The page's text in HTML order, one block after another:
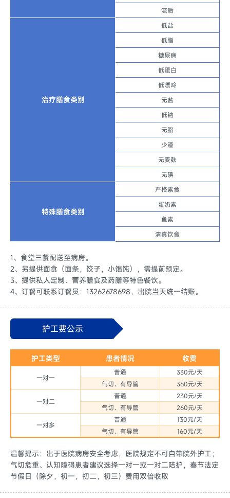
流质
治疗膳食类别
低盐
低脂
糖尿病
低蛋白
低嘌呤
无盐
低钠
无脂
少渣
无麦麸
无碘
特殊膳食类别
严格素食
蛋奶素
鱼素
清真饮食
1、食堂三餐配送至病房。
2、另提供面食（面条，饺子，小馄饨），需提前预定。
3、提供私人定制、营养膳食及药膳等特色餐饮。
4、订餐可联系订餐员：13262678698，出院当天统一结账。
护工费公示
护工类型 患者情况 收费
一对一
普通
330元/天
气切、有导管
360元/天
一对二
普通
230元/天
气切、有导管
260元/天
一对多
普通
130元/天
气切、有导管
160元/天
温馨提示：出于医院病房安全考虑，医院规定不可自带院外护工；
气切危重、认知障碍患者建议选择一对一或一对二陪护，春节法定
节假日（除夕，初一，初二，初三）费用双倍收取